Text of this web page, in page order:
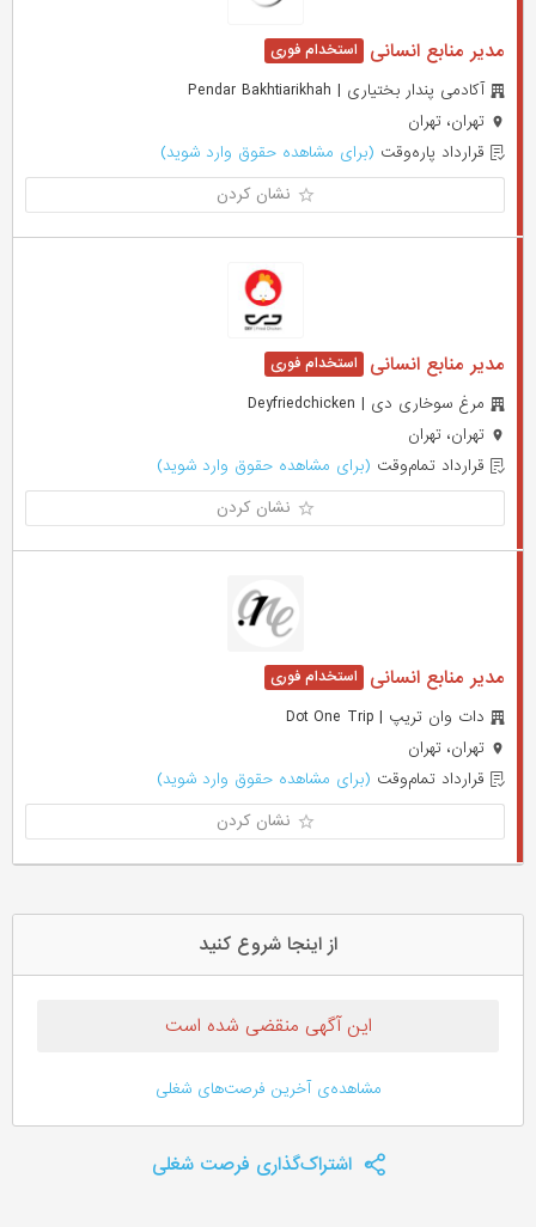
مدیر منابع انسانی
آکادمی پندار بختیاری | Pendar Bakhtiarikhah
تهران، تهران
قرارداد پاره‌وقت (برای مشاهده حقوق وارد شوید)
نشان کردن
مدیر منابع انسانی
مرغ سوخاری دی | Deyfriedchicken
تهران، تهران
قرارداد تمام‌وقت (برای مشاهده حقوق وارد شوید)
نشان کردن
مدیر منابع انسانی
دات وان تریپ | Dot One Trip
تهران، تهران
قرارداد تمام‌وقت (برای مشاهده حقوق وارد شوید)
نشان کردن
از اینجا شروع کنید
این آگهی منقضی شده است
مشاهده‌ی آخرین فرصت‌های شغلی
اشتراک‌گذاری فرصت شغلی